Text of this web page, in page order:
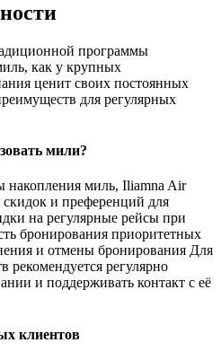
программы
как у крупных
ценит своих постоянных
для регулярных
мили?
накопления миль, Iliamna Air
скидок и преференций для
на регулярные рейсы при
бронирования приоритетных
и отмены бронирования Для
рекомендуется регулярно
и поддерживать контакт с её
клиентов